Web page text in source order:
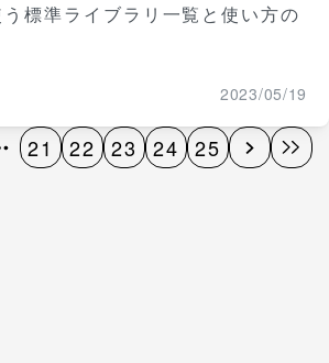
標準ライブラリ一覧と使い方の
2023/05/19
21 22 23 24 25